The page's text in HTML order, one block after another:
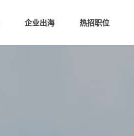
企业出海 热招职位